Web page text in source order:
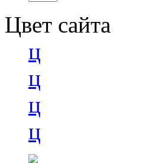
Цвет сайта
ц
ц
ц
ц